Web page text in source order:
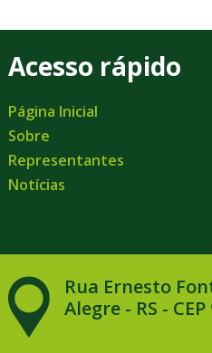
Acesso rápido
Página Inicial
Sobre
Representantes
Notícias
Rua Ernesto
Alegre - RS - CEP